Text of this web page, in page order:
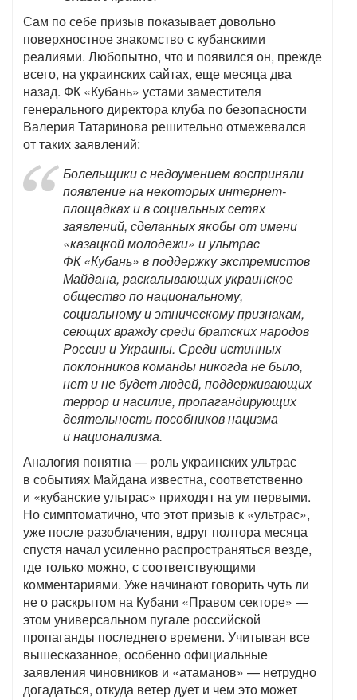
Сам по себе призыв показывает довольно
поверхностное знакомство с кубанскими
реалиями. Любопытно, что и появился он, прежде
всего, на украинских сайтах, еще месяца два
назад. ФК «Кубань» устами заместителя
генерального директора клуба по безопасности
Валерия Татаринова решительно отмежевался
от таких заявлений:
Болельщики с недоумением восприняли
появление на некоторых интернет-
площадках и в социальных сетях
заявлений, сделанных якобы от имени
«казацкой молодежи» и ультрас
ФК «Кубань» в поддержку экстремистов
Майдана, раскалывающих украинское
общество по национальному,
социальному и этническому признакам,
сеющих вражду среди братских народов
России и Украины. Среди истинных
поклонников команды никогда не было,
нет и не будет людей, поддерживающих
террор и насилие, пропагандирующих
деятельность пособников нацизма
и национализма.
Аналогия понятна — роль украинских ультрас
в событиях Майдана известна, соответственно
и «кубанские ультрас» приходят на ум первыми.
Но симптоматично, что этот призыв к «ультрас»,
уже после разоблачения, вдруг полтора месяца
спустя начал усиленно распространяться везде,
где только можно, с соответствующими
комментариями. Уже начинают говорить чуть ли
не о раскрытом на Кубани «Правом секторе» —
этом универсальном пугале российской
пропаганды последнего времени. Учитывая все
вышесказанное, особенно официальные
заявления чиновников и «атаманов» — нетрудно
догадаться, откуда ветер дует и чем это может